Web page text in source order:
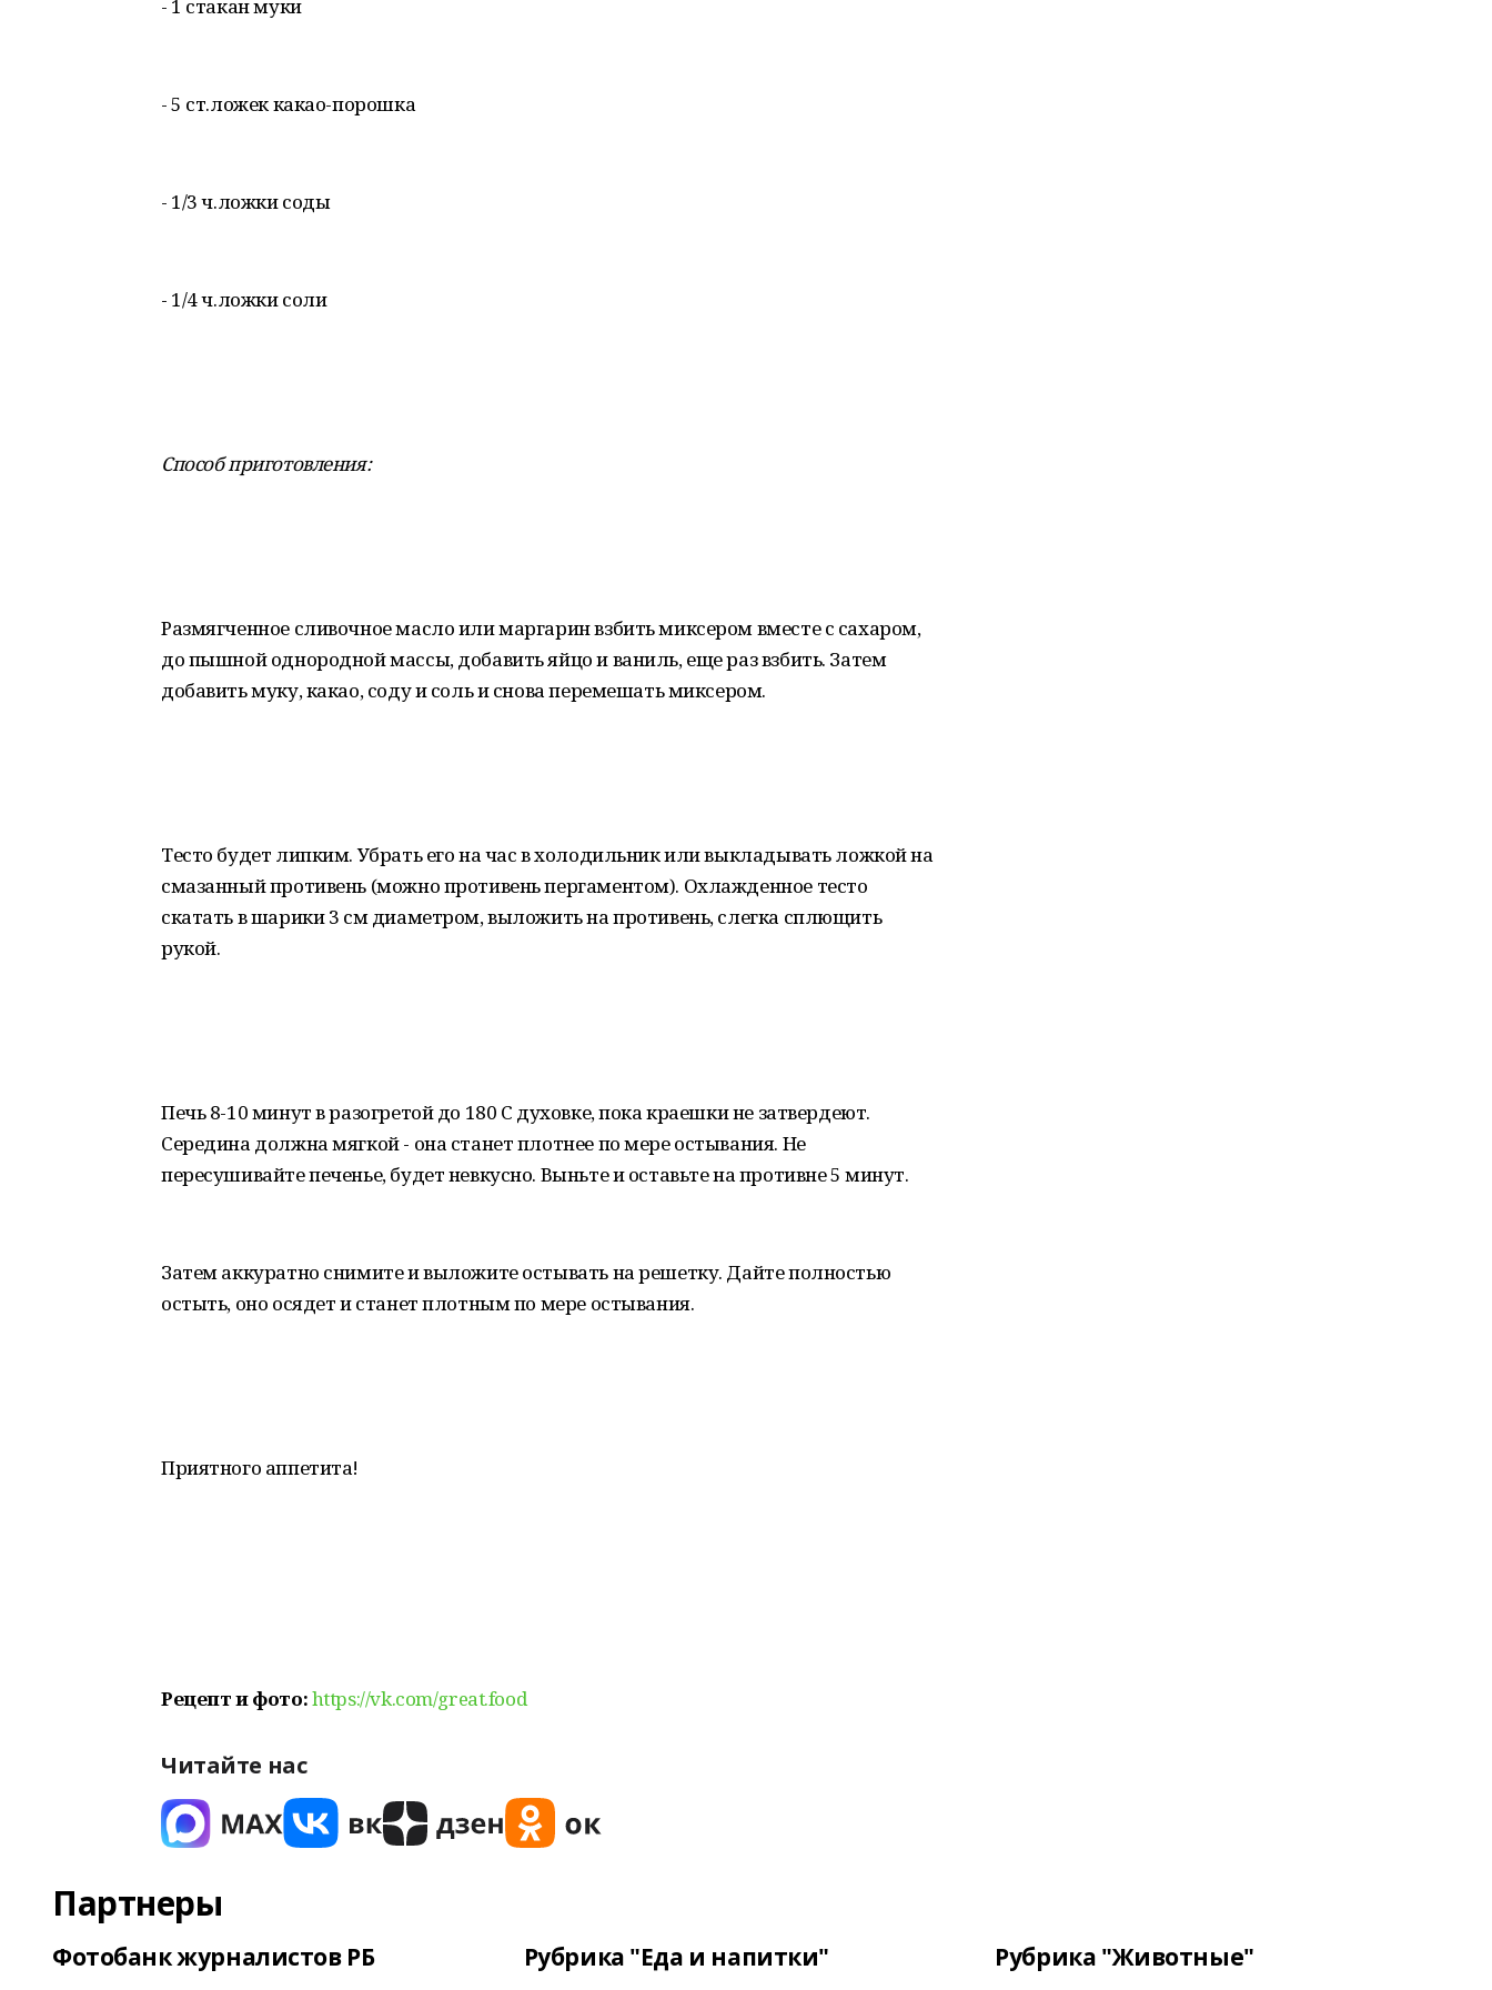
- 1 стакан муки
- 5 ст.ложек какао-порошка
- 1/3 ч.ложки соды
- 1/4 ч.ложки соли
Способ приготовления:
Размягченное сливочное масло или маргарин взбить миксером вместе с сахаром,
до пышной однородной массы, добавить яйцо и ваниль, еще раз взбить. Затем
добавить муку, какао, соду и соль и снова перемешать миксером.
Тесто будет липким. Убрать его на час в холодильник или выкладывать ложкой на
смазанный противень (можно противень пергаментом). Охлажденное тесто
скатать в шарики 3 см диаметром, выложить на противень, слегка сплющить
рукой.
Печь 8-10 минут в разогретой до 180 С духовке, пока краешки не затвердеют.
Середина должна мягкой - она станет плотнее по мере остывания. Не
пересушивайте печенье, будет невкусно. Выньте и оставьте на противне 5 минут.
Затем аккуратно снимите и выложите остывать на решетку. Дайте полностью
остыть, оно осядет и станет плотным по мере остывания.
Приятного аппетита!
Рецепт и фото:https://vk.com/great.food
Читайте нас
Партнеры
Фотобанк журналистов РБ Рубрика "Еда и напитки" Рубрика "Животные"